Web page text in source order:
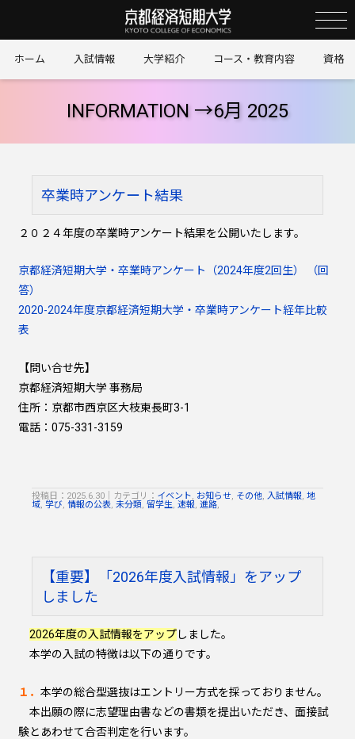
京
ホーム 入試情報 大学紹介 コース・教育内容 資格
INFORMATION →6月 2025
卒業時アンケート結果
２０２４年度の卒業時アンケート結果を公開いたします。
京都経済短期大学・卒業時アンケート（2024年度2回生） （回
答）
2020-2024年度京都経済短期大学・卒業時アンケート経年比較
表
【問い合せ先】
京都経済短期大学 事務局
住所：京都市西京区大枝東長町3-1
電話：075-331-3159
投稿日：2025.6.30 カテゴリ： イベント, お知らせ, その他, 入試情報, 地
域, 学び, 情報の公表, 未分類, 留学生, 速報, 進路,
【重要】「2026年度入試情報」をアップ
しました
2026年度の入試情報をアップしました。
本学の入試の特徴は以下の通りです。
１． 本学の総合型選抜はエントリー方式を採っておりません。
本出願の際に志望理由書などの書類を提出いただき、面接試
験とあわせて合否判定を行います。